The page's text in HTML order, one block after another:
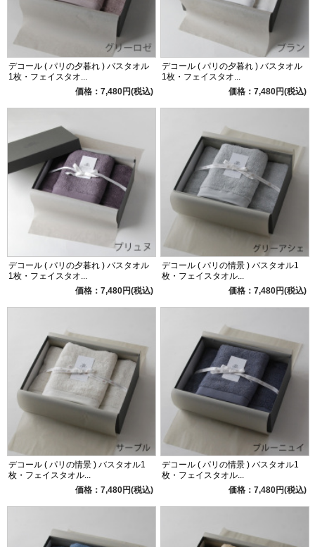
デコール ( パリの夕暮れ ) バスタオル
1枚・フェイスタオ...
価格：7,480円(税込)
デコール ( パリの夕暮れ ) バスタオル
1枚・フェイスタオ...
価格：7,480円(税込)
デコール ( パリの夕暮れ ) バスタオル
1枚・フェイスタオ...
価格：7,480円(税込)
デコール ( パリの情景 ) バスタオル1
枚・フェイスタオル...
価格：7,480円(税込)
デコール ( パリの情景 ) バスタオル1
枚・フェイスタオル...
価格：7,480円(税込)
デコール ( パリの情景 ) バスタオル1
枚・フェイスタオル...
価格：7,480円(税込)